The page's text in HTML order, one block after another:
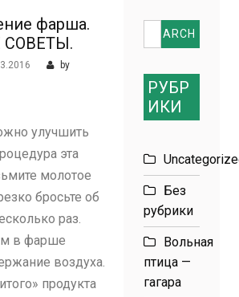
фарша.
by
улучшить
эта
молотое
бросьте об
раз.
в фарше
воздуха.
продукта
Search
for:
РУБР
ИКИ
Без
рубрики
Вольная
птица —
гагара